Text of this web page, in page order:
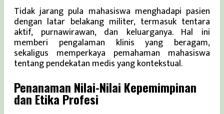
Tidak jarang pula mahasiswa menghadapi pasien
dengan latar belakang militer, termasuk tentara
aktif, purnawirawan, dan keluarganya. Hal ini
memberi pengalaman klinis yang beragam,
sekaligus memperkaya pemahaman mahasiswa
tentang pendekatan medis yang kontekstual.
Penanaman Nilai-Nilai Kepemimpinan
dan Etika Profesi